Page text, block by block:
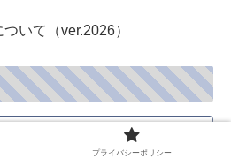
いて（ver.2026）
プライバシーポリシー